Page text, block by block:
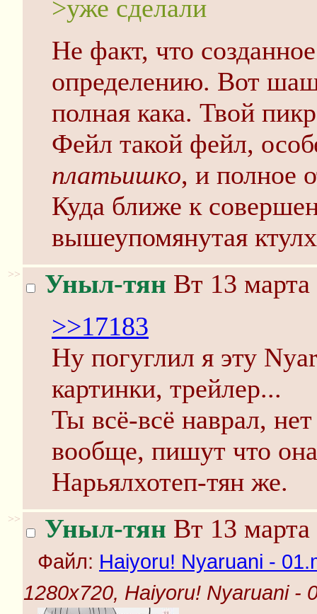
>уже сделали
Не факт, что
определению. Вот
полная кака. Твой
Фейл такой фейл,
платьишко, и полное
Куда ближе к
вышеупомянутая
>> Уныл-тян Вт 13
>>17183
Ну погуглил я эту
картинки, трейлер...
Ты всё-всё наврал,
вообще, пишут что
Нарьялхотеп-тян же.
>> Уныл-тян Вт 13
Файл: Haiyoru! Nyaruani -
1280x720, Haiyoru! Nyaruani -